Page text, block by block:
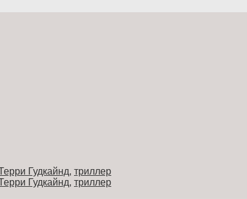
Гудкайнд, триллер
Гудкайнд, триллер